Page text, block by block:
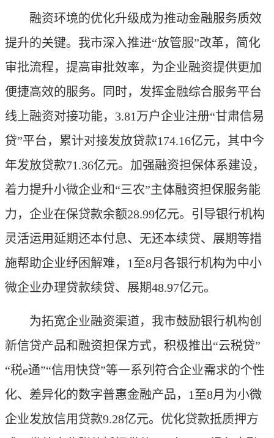
融资环境的优化升级成为推动金融服务质效
提升的关键。我市深入推进“放管服”改革，简化
审批流程，提高审批效率，为企业融资提供更加
便捷高效的服务。同时，发挥金融综合服务平台
线上融资对接功能，3.81万户企业注册“甘肃信易
贷”平台，累计对接发放贷款174.16亿元，其中今
年发放贷款71.36亿元。加强融资担保体系建设，
着力提升小微企业和“三农”主体融资担保服务能
力，企业在保贷款余额28.99亿元。引导银行机构
灵活运用延期还本付息、无还本续贷、展期等措
施帮助企业纾困解难，1至8月各银行机构为中小
微企业办理贷款续贷、展期48.97亿元。
为拓宽企业融资渠道，我市鼓励银行机构创
新信贷产品和融资担保方式，积极推出“云税贷”
“税e通”“信用快贷”等一系列符合企业需求的个性
化、差异化的数字普惠金融产品，1至8月为小微
企业发放信用贷款9.28亿元。优化贷款抵质押方